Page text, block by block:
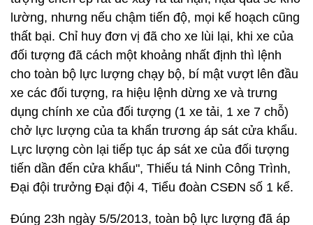
CBCS Tiểu đoàn CSĐN số 1 trong lần huấn luyện dã ngoại vùng
rừng núi.
"Tình thế phát sinh ngoài dự kiến, nếu để các đối
tượng chèn ép rất dễ xảy ra tai nạn, hậu quả sẽ khó
lường, nhưng nếu chậm tiến độ, mọi kế hoạch cũng
thất bại. Chỉ huy đơn vị đã cho xe lùi lại, khi xe của
đối tượng đã cách một khoảng nhất định thì lệnh
cho toàn bộ lực lượng chạy bộ, bí mật vượt lên đầu